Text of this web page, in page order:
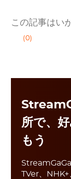
この記事はい
(0)
所で、
もう
TVer、